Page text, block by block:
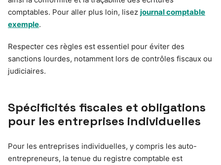
comptables. Pour aller plus loin, lisez journal comptable
exemple.
Respecter ces règles est essentiel pour éviter des
sanctions lourdes, notamment lors de contrôles fiscaux ou
judiciaires.
Spécificités fiscales et obligations
pour les entreprises individuelles
Pour les entreprises individuelles, y compris les auto-
entrepreneurs, la tenue du registre comptable est